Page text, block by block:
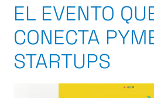
EL EVENTO
CONECTA
STARTUPS